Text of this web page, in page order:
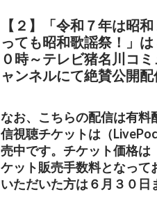
【２】「令和７年は昭
っても昭和歌謡祭！」
０時～テレビ猪名川コ
ャンネルにて絶賛公開配
なお、こちらの配信は有料
信視聴チケットは（
売中です。チケット価格
ケット販売手数料となって
いただいた方は６月３０日